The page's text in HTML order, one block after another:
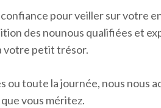
pour veiller sur votre
des nounous qualifiées et
votre petit trésor.
ou toute la journée, nous nous
vous méritez.